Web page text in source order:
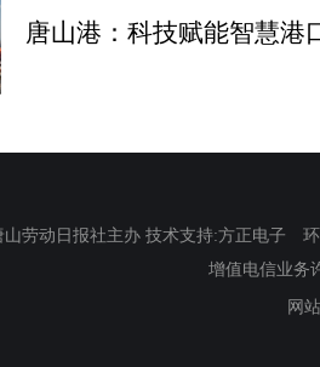
唐山港：科技赋能智慧港
劳动日报社主办 技术支持:方正电子
增值电信业务
网